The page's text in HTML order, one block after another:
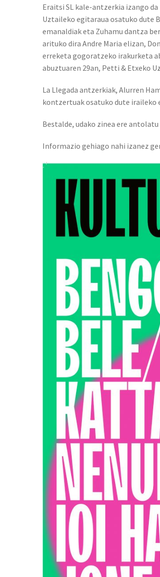
Eraitsi SL kale-antzerkia izango
Uztaileko egitaraua osatuko dute
emanaldiak eta Zuhamu dantza
arituko dira Andre Maria elizan,
erreketa gogoratzeko irakurketa
abuztuaren 29an, Petti & Etxeko
La Llegada antzerkiak, Alurren
kontzertuak osatuko dute iraileko
Bestalde, udako zinea ere antolatu
Informazio gehiago nahi izanez